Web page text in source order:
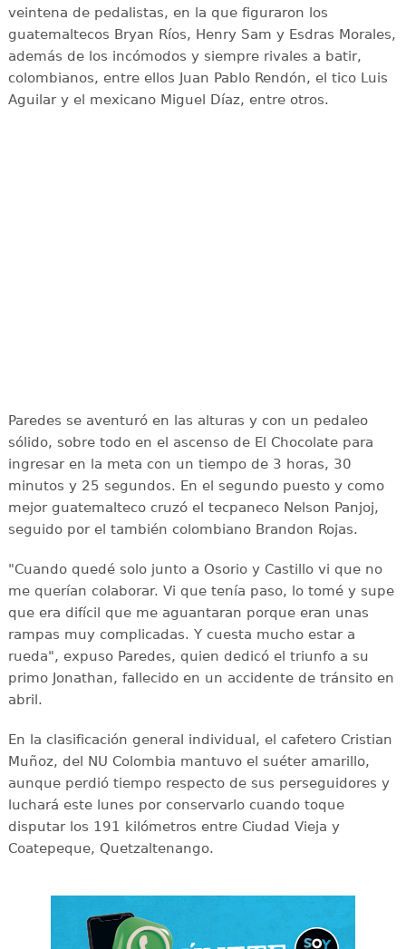
veintena de pedalistas, en la que figuraron los
guatemaltecos Bryan Ríos, Henry Sam y Esdras Morales,
además de los incómodos y siempre rivales a batir,
colombianos, entre ellos Juan Pablo Rendón, el tico Luis
Aguilar y el mexicano Miguel Díaz, entre otros.
Paredes se aventuró en las alturas y con un pedaleo
sólido, sobre todo en el ascenso de El Chocolate para
ingresar en la meta con un tiempo de 3 horas, 30
minutos y 25 segundos. En el segundo puesto y como
mejor guatemalteco cruzó el tecpaneco Nelson Panjoj,
seguido por el también colombiano Brandon Rojas.
"Cuando quedé solo junto a Osorio y Castillo vi que no
me querían colaborar. Vi que tenía paso, lo tomé y supe
que era difícil que me aguantaran porque eran unas
rampas muy complicadas. Y cuesta mucho estar a
rueda", expuso Paredes, quien dedicó el triunfo a su
primo Jonathan, fallecido en un accidente de tránsito en
abril.
En la clasificación general individual, el cafetero Cristian
Muñoz, del NU Colombia mantuvo el suéter amarillo,
aunque perdió tiempo respecto de sus perseguidores y
luchará este lunes por conservarlo cuando toque
disputar los 191 kilómetros entre Ciudad Vieja y
Coatepeque, Quetzaltenango.